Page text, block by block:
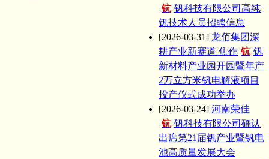
钪 钒科技有限公司高纯
钒技术人员招聘信息
[2026-03-31] 龙佰集团深
耕产业新赛道 焦作 钪 钒
新材料产业园开园暨年产
2万立方米钒电解液项目
投产仪式成功举办
[2026-03-24] 河南荣佳
钪 钒科技有限公司确认
出席第21届钒产业暨钒电
池高质量发展大会